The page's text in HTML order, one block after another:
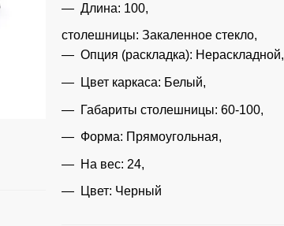
Длина: 100,
столешницы: Закаленное стекло,
Опция (раскладка): Нераскладной,
Цвет каркаса: Белый,
Габариты столешницы: 60-100,
Форма: Прямоугольная,
На вес: 24,
Цвет: Черный